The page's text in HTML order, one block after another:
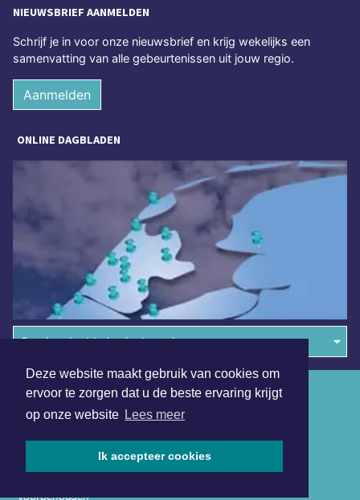
Deze website maakt gebruik van cookies om
ervoor te zorgen dat u de beste ervaring krijgt
op onze website Lees meer
Ik accepteer cookies
NIEUWSBRIEF AANMELDEN
Schrijf je in voor onze nieuwsbrief en krijg wekelijks een
samenvatting van alle gebeurtenissen uit jouw regio.
Aanmelden
ONLINE DAGBLADEN
Overige dagbladen in de regio
voorbehouden
Algemene voorwaarden
Disclaimer